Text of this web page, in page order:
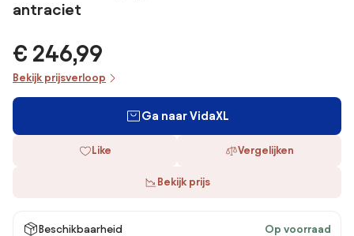
antraciet
€ 246,99
Bekijk prijsverloop
Ga naar VidaXL
Like Vergelijken
Bekijk prijs
Beschikbaarheid Op voorraad